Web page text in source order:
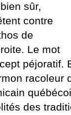
sûr,
contre
de
Le mot
péjoratif.
racoleur
des